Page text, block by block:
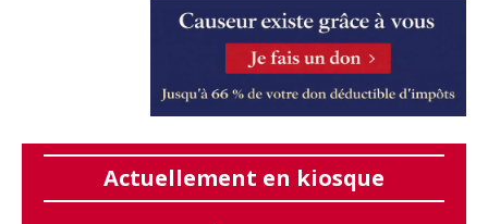
Actuellement en kiosque